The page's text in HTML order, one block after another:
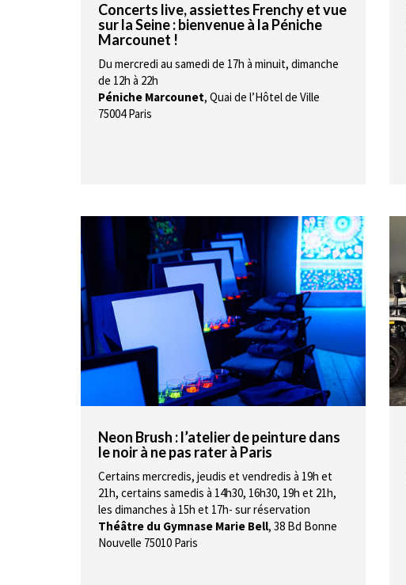
Concerts live, assiettes Frenchy et vue
sur la Seine : bienvenue à la Péniche
Marcounet !
Du mercredi au samedi de 17h à minuit, dimanche
de 12h à 22h
Péniche Marcounet, Quai de l’Hôtel de Ville
75004 Paris
Neon Brush : l’atelier de peinture dans
le noir à ne pas rater à Paris
Certains mercredis, jeudis et vendredis à 19h et
21h, certains samedis à 14h30, 16h30, 19h et 21h,
les dimanches à 15h et 17h- sur réservation
Théâtre du Gymnase Marie Bell, 38 Bd Bonne
Nouvelle 75010 Paris